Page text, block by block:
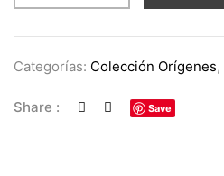
Categorías: Colección Orígenes,
Share : Save